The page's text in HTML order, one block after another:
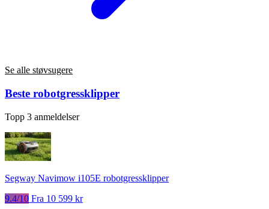
Se alle støvsugere
Beste robotgressklipper
Topp 3 anmeldelser
Segway Navimow i105E robotgressklipper
9.4/10 Fra 10 599 kr